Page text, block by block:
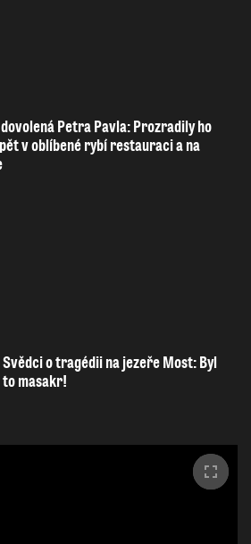
Petra Pavla: Prozradily ho
v oblíbené rybí restauraci a na
Svědci o tragédii na jezeře Most: Byl
to masakr!